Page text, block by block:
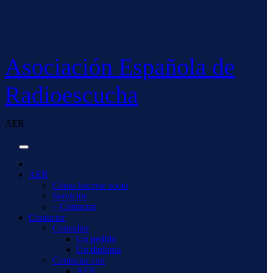
Asociación Española de
Radioescucha
AER
AER
Cómo hacerse socio
Servicios
– Contactar
Contactar
Consultar
Un pedido
Un diploma
Contactar con